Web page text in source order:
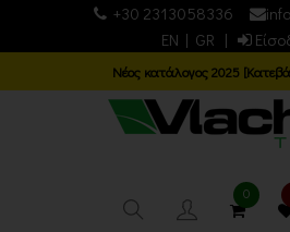
+30 2313058336
EN | GR |
Νέος κατάλογος 2025
0